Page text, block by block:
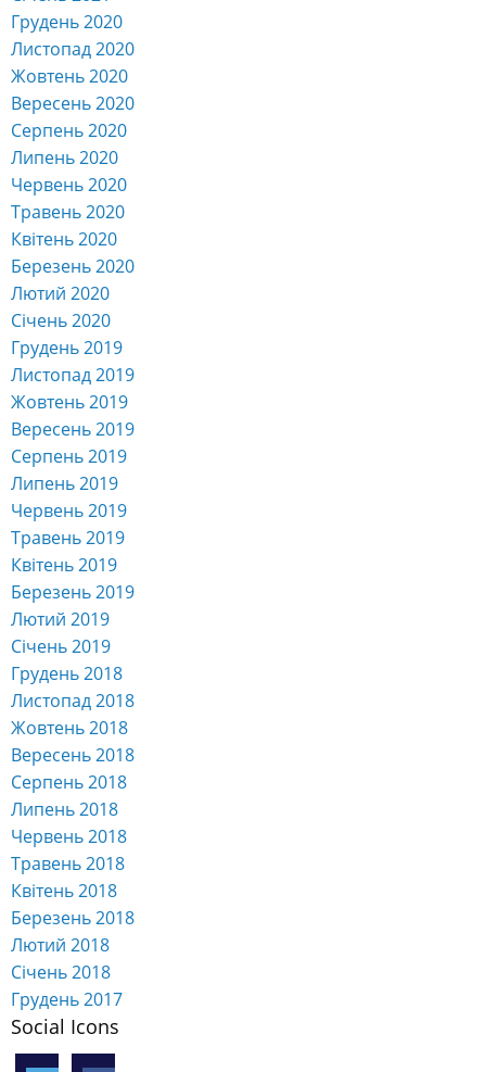
Грудень 2020
Листопад 2020
Жовтень 2020
Вересень 2020
Серпень 2020
Липень 2020
Червень 2020
Травень 2020
Квітень 2020
Березень 2020
Лютий 2020
Січень 2020
Грудень 2019
Листопад 2019
Жовтень 2019
Вересень 2019
Серпень 2019
Липень 2019
Червень 2019
Травень 2019
Квітень 2019
Березень 2019
Лютий 2019
Січень 2019
Грудень 2018
Листопад 2018
Жовтень 2018
Вересень 2018
Серпень 2018
Липень 2018
Червень 2018
Травень 2018
Квітень 2018
Березень 2018
Лютий 2018
Січень 2018
Грудень 2017
Social Icons